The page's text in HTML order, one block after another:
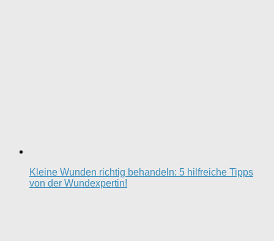
Kleine Wunden richtig behandeln: 5 hilfreiche Tipps
von der Wundexpertin!